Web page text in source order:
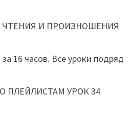
ЧТЕНИЯ И ПРОИЗНОШЕНИЯ
16 часов. Все уроки подряд
ПЛЕЙЛИСТАМ УРОК 34